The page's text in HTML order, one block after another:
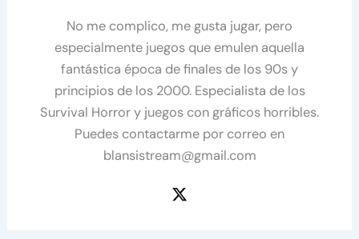
No me complico, me gusta jugar, pero
especialmente juegos que emulen aquella
fantástica época de finales de los 90s y
principios de los 2000. Especialista de los
Survival Horror y juegos con gráficos horribles.
Puedes contactarme por correo en
blansistream@gmail.com